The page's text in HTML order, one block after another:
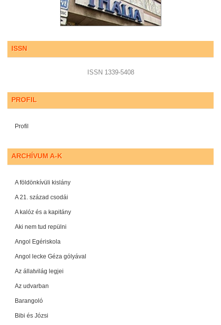
ISSN
ISSN 1339-5408
PROFIL
Profil
ARCHÍVUM A-K
A földönkívüli kislány
A 21. század csodái
A kalóz és a kapitány
Aki nem tud repülni
Angol Egériskola
Angol lecke Géza gólyával
Az állatvilág legjei
Az udvarban
Barangoló
Bibi és Józsi